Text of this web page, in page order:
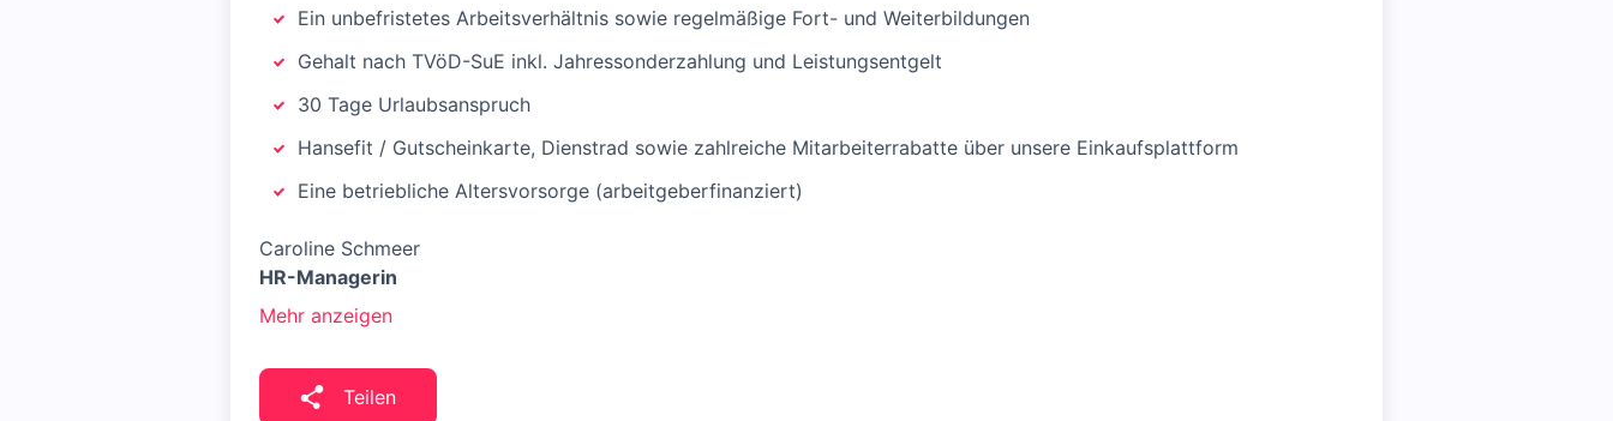
Ein unbefristetes Arbeitsverhältnis sowie regelmäßige Fort- und Weiterbildungen
Gehalt nach TVöD-SuE inkl. Jahressonderzahlung und Leistungsentgelt
30 Tage Urlaubsanspruch
Hansefit / Gutscheinkarte, Dienstrad sowie zahlreiche Mitarbeiterrabatte über unsere Einkaufsplattform
Eine betriebliche Altersvorsorge (arbeitgeberfinanziert)
Caroline Schmeer
HR-Managerin
Mehr anzeigen
Teilen